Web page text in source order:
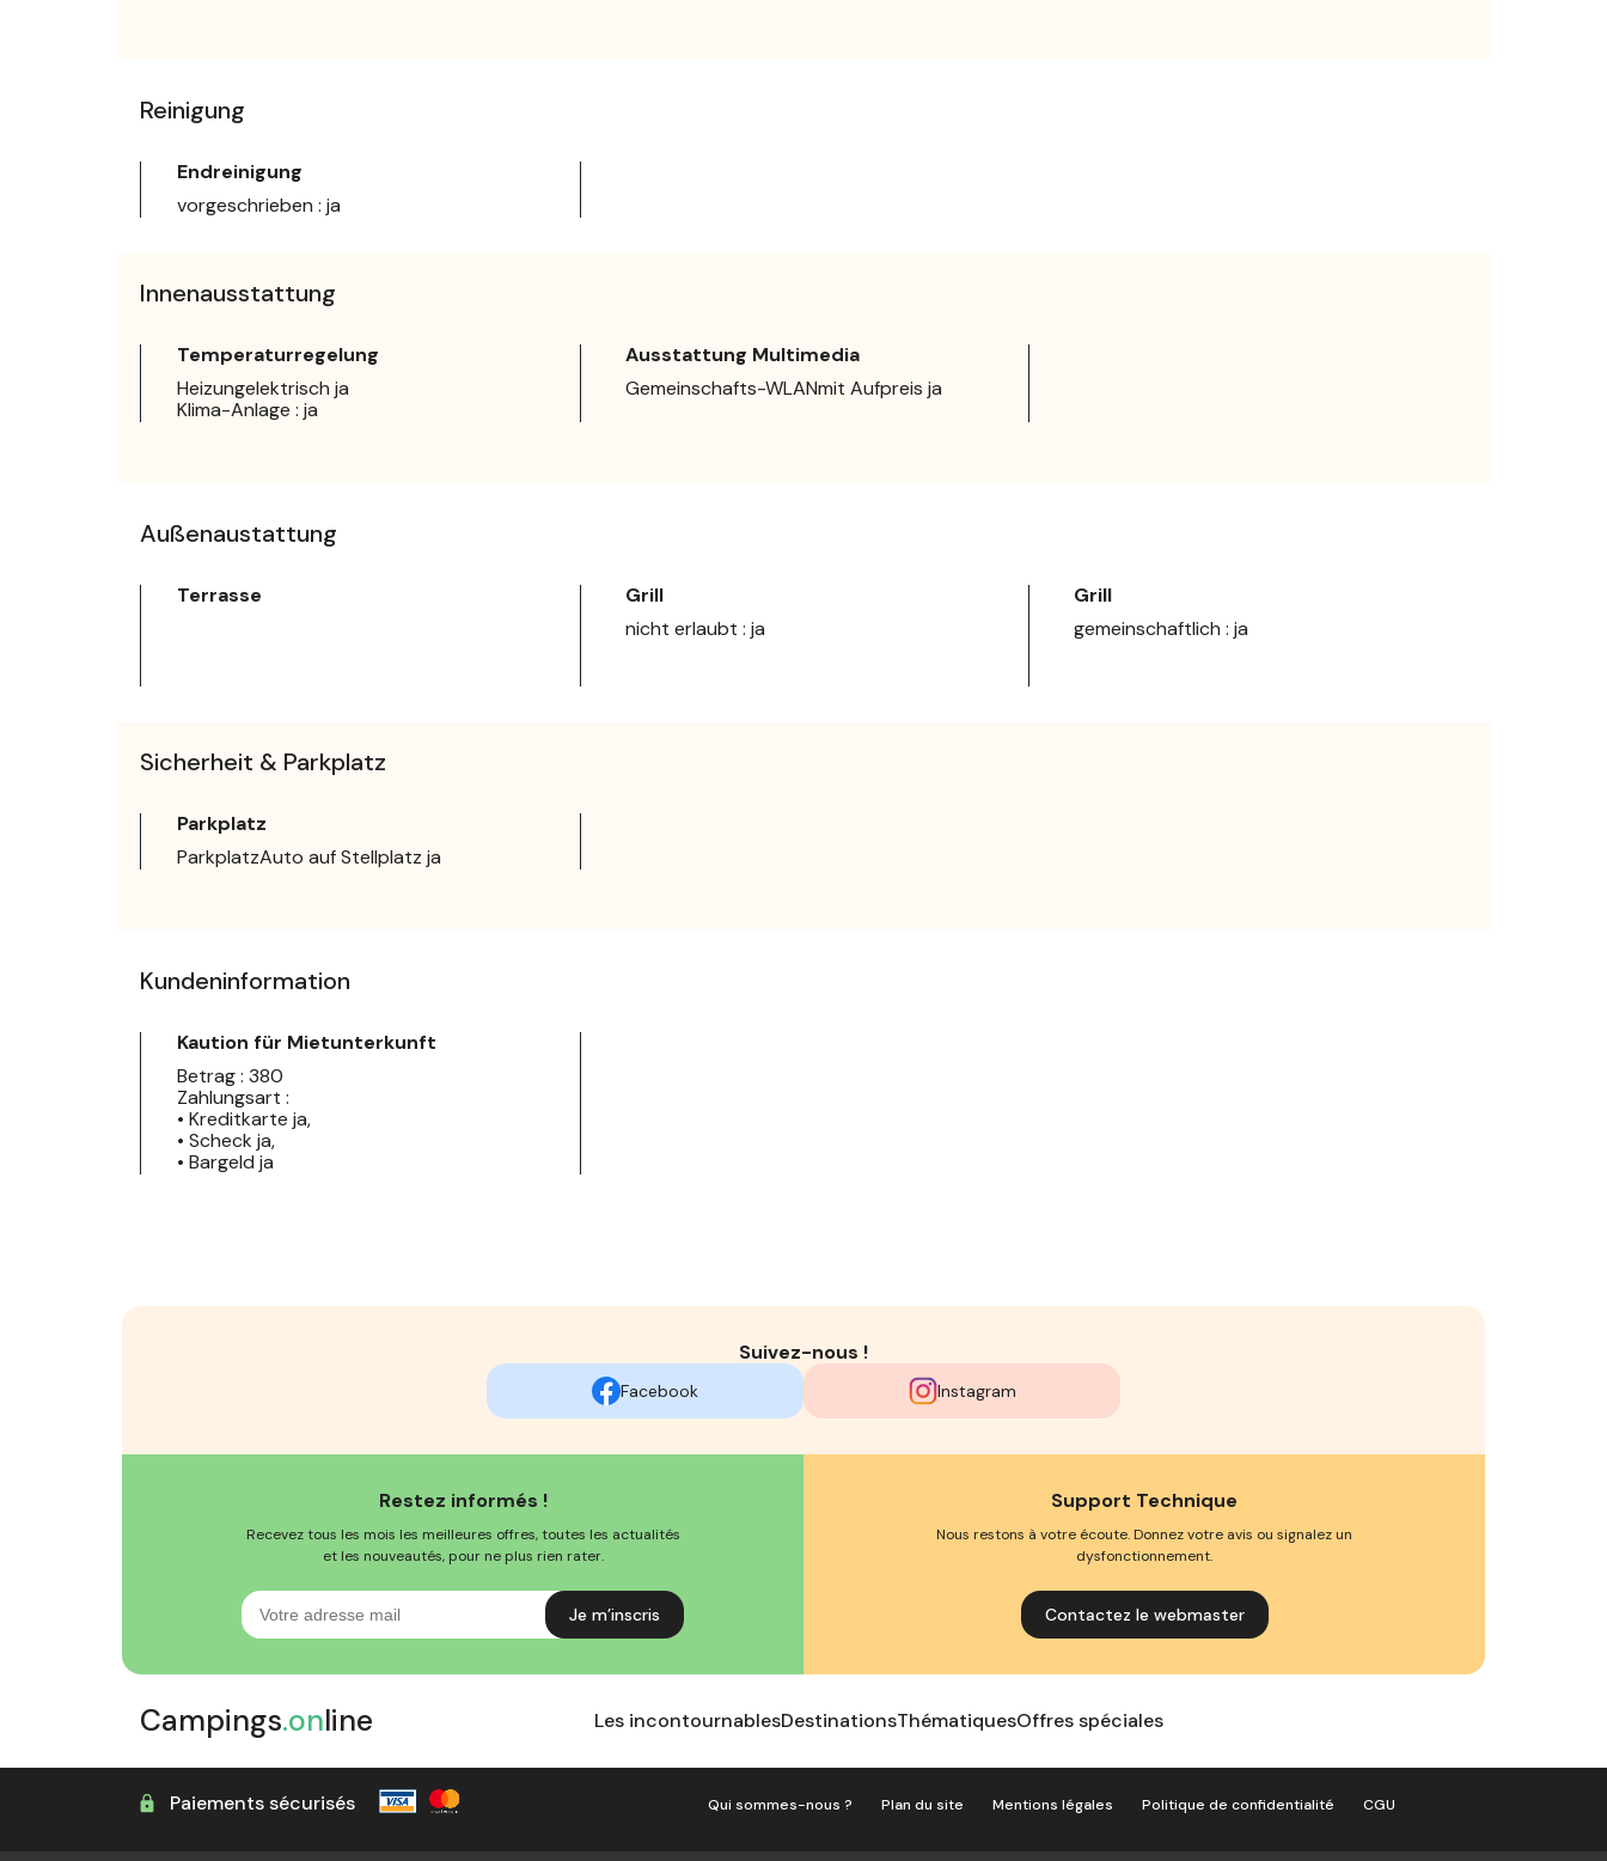
Reinigung
Endreinigung
vorgeschrieben : ja
Innenausstattung
Temperaturregelung
Heizungelektrisch ja
Klima-Anlage : ja
Ausstattung Multimedia
Gemeinschafts-WLANmit Aufpreis ja
Außenaustattung
Terrasse
Grill
nicht erlaubt : ja
Grill
gemeinschaftlich : ja
Sicherheit & Parkplatz
Parkplatz
ParkplatzAuto auf Stellplatz ja
Kundeninformation
Kaution für Mietunterkunft
Betrag : 380
Zahlungsart :
• Kreditkarte ja,
• Scheck ja,
• Bargeld ja
Suivez-nous !
Facebook Instagram
Restez informés !
Recevez tous les mois les meilleures offres, toutes les actualités
et les nouveautés, pour ne plus rien rater.
Votre
adresse
mail
Support Technique
Nous restons à votre écoute. Donnez votre avis ou signalez un
dysfonctionnement.
Contactez le webmaster
Campings.online Les incontournablesDestinationsThématiquesOffres spéciales
Paiements sécurisés Qui sommes-nous ? Plan du site Mentions légales Politique de confidentialité CGU